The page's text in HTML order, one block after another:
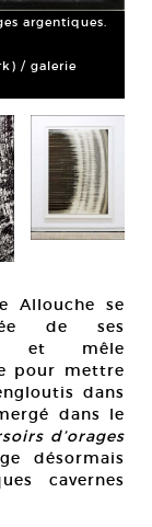
argentiques.
/ galerie
Allouche se
de ses
et mêle
pour mettre
dans
dans le
d’orages
désormais
cavernes